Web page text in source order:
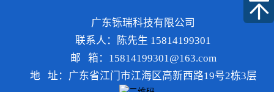
广东铄瑞科技有限公司
联系人：陈先生 15814199301
邮 箱：15814199301@163.com
地 址：广东省江门市江海区高新西路19号2栋3层